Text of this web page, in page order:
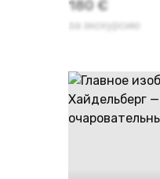
180 €
за экскурсию